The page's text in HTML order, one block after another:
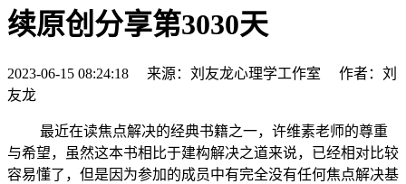
续原创分享第3030天
2023-06-15 08:24:18 来源：刘友龙心理学工作室 作者：刘
友龙
最近在读焦点解决的经典书籍之一，许维素老师的尊重
与希望，虽然这本书相比于建构解决之道来说，已经相对比较
容易懂了，但是因为参加的成员中有完全没有任何焦点解决基